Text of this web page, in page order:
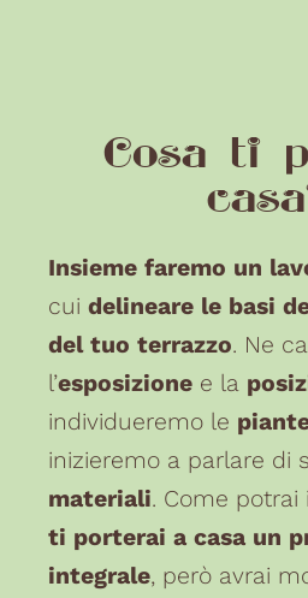
Cosa ti
Insieme faremo un
cui delineare le basi
del tuo terrazzo. Ne
l’esposizione e la
individueremo le
inizieremo a parlare di
materiali. Come potrai
ti porterai a casa un
integrale, però avrai